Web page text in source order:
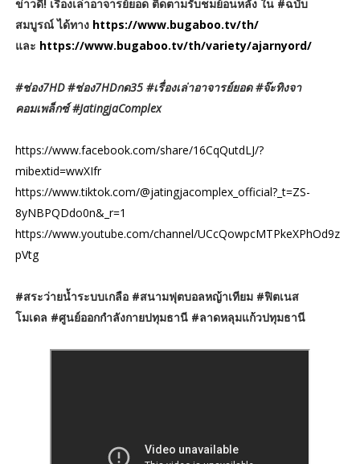
ข่าวดี! เรื่องเล่าอาจารย์ยอด ติดตามรับชมย้อนหลัง ใน #ฉบับ
สมบูรณ์ ได้ทาง https://www.bugaboo.tv/th/
และ https://www.bugaboo.tv/th/variety/ajarnyord/
#ช่อง7HD #ช่อง7HDกด35 #เรื่องเล่าอาจารย์ยอด #จ๊ะทิงจา
คอมเพล็กซ์ #JatingjaComplex
https://www.facebook.com/share/16CqQutdLJ/?
mibextid=wwXIfr
https://www.tiktok.com/@jatingjacomplex_official?_t=ZS-
8yNBPQDdo0n&_r=1
https://www.youtube.com/channel/UCcQowpcMTPkeXPhOd9z
pVtg
#สระว่ายน้ำระบบเกลือ #สนามฟุตบอลหญ้าเทียม #ฟิตเนส
โมเดล #ศูนย์ออกกำลังกายปทุมธานี #ลาดหลุมแก้วปทุมธานี